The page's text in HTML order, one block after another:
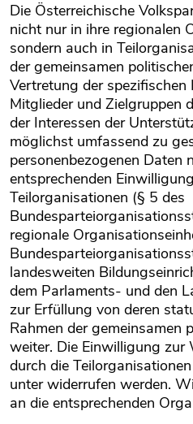
Die Österreichische
nicht nur in ihre regionalen
sondern auch in
der gemeinsamen
Vertretung der spezifischen
Mitglieder und Zielgruppen
der Interessen der
möglichst umfassend zu
personenbezogenen Daten
entsprechenden
Teilorganisationen (§ 5 des
regionale
landesweiten
dem Parlaments- und den
zur Erfüllung von deren
Rahmen der gemeinsamen
weiter. Die Einwilligung zur
durch die
unter widerrufen werden.
an die entsprechenden